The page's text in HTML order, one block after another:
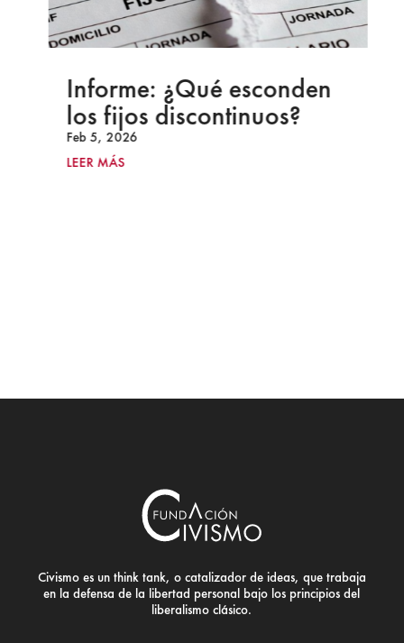
Informe: ¿Qué esconden
los fijos discontinuos?
Feb 5, 2026
LEER MÁS
Civismo es un think tank, o catalizador de ideas, que trabaja
en la defensa de la libertad personal bajo los principios del
liberalismo clásico.